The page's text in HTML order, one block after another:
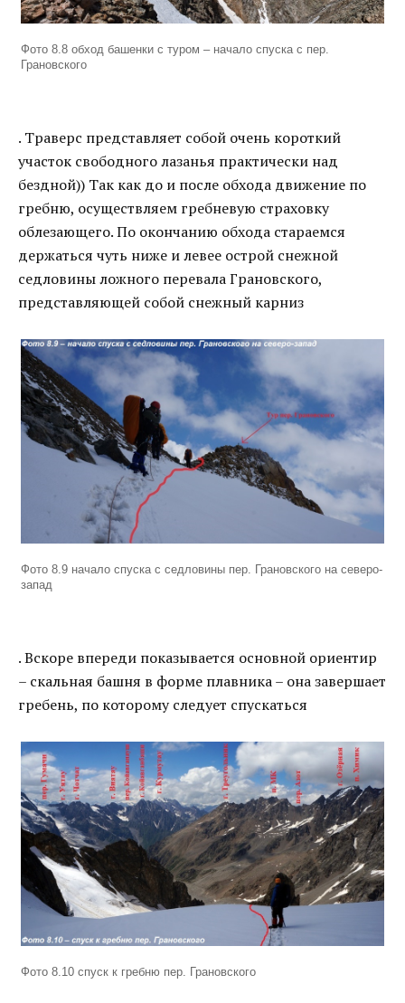
Фото 8.8 обход башенки с туром – начало спуска с пер.
Грановского
. Траверс представляет собой очень короткий
участок свободного лазанья практически над
бездной)) Так как до и после обхода движение по
гребню, осуществляем гребневую страховку
облезающего. По окончанию обхода стараемся
держаться чуть ниже и левее острой снежной
седловины ложного перевала Грановского,
представляющей собой снежный карниз
Фото 8.9 начало спуска с седловины пер. Грановского на северо-
запад
. Вскоре впереди показывается основной ориентир
– скальная башня в форме плавника – она завершает
гребень, по которому следует спускаться
Фото 8.10 спуск к гребню пер. Грановского